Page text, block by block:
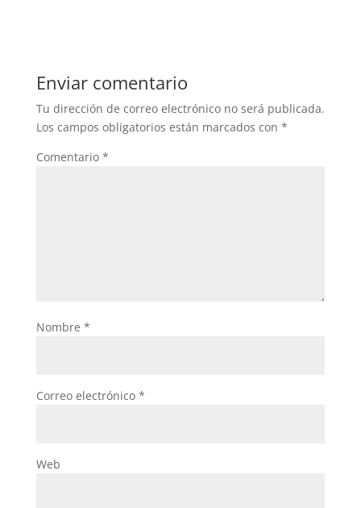
Enviar comentario
Tu dirección de correo electrónico no será publicada.
Los campos obligatorios están marcados con *
Comentario *
Nombre *
Correo electrónico *
Web